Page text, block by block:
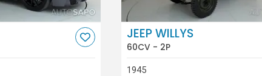
JEEP WILLYS
60CV - 2P
1945